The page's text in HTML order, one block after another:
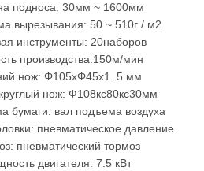
подноса: 30мм ~ 1600мм
вырезывания: 50 ~ 510г / м2
инструменты: 20наборов
производства:150м/мин
нож: Φ105xΦ45x1. 5 мм
нож: Ф108кс80кс30мм
бумаги: вал подъема воздуха
пневматическое давление
пневматический тормоз
двигателя: 7.5 кВт